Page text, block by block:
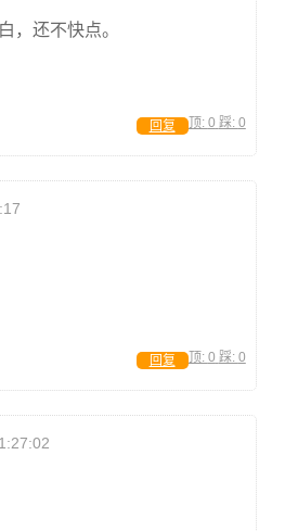
，还不快点。
顶: 0 踩: 0
回复
顶: 0 踩: 0
回复